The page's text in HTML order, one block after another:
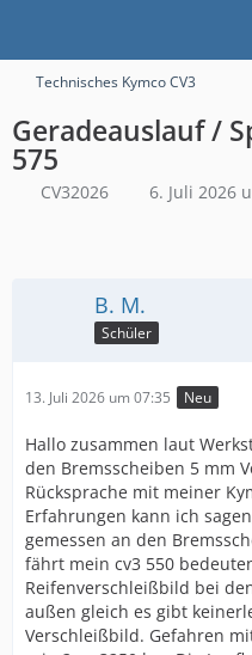
Technisches Kymco CV3
Geradeauslauf /
575
CV32026 6. Juli 2026
B. M.
Schüler
13. Juli 2026 um 07:35 Neu
Hallo zusammen laut
den Bremsscheiben 5 mm
Rücksprache mit meiner
Erfahrungen kann ich
gemessen an den
fährt mein cv3 550
Reifenverschleißbild bei
außen gleich es gibt
Verschleißbild. Gefahren